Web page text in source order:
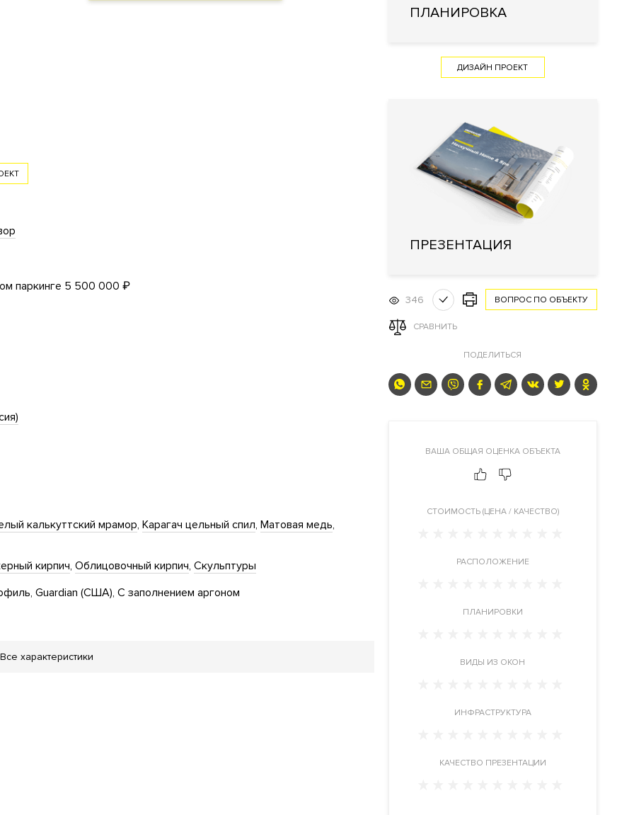
паркинге 5 500 000 ₽
калькуттский мрамор Карагач цельный спил Матовая медь
кирпич Облицовочный кирпич Скульптуры
Guardian (США) С заполнением аргоном
Все характеристики
ПЛАНИРОВКА
ДИЗАЙН ПРОЕКТ
ПРЕЗЕНТАЦИЯ
346 ВОПРОС ПО ОБЪЕКТУ
СРАВНИТЬ
ПОДЕЛИТЬСЯ
ВАША ОБЩАЯ ОЦЕНКА ОБЪЕКТА
CТОИМОСТЬ (ЦЕНА / КАЧЕСТВО)
РАСПОЛОЖЕНИЕ
ПЛАНИРОВКИ
ВИДЫ ИЗ ОКОН
ИНФРАСТРУКТУРА
КАЧЕСТВО ПРЕЗЕНТАЦИИ